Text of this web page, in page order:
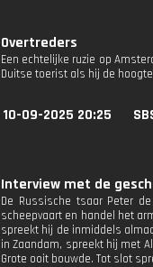
Overtreders
Een echtelijke ruzie op
Duitse toerist als hij de
10-09-2025 20:25
Interview met de
De Russische tsaar Peter
scheepvaart en handel het
spreekt hij de inmiddels
in Zaandam, spreekt hij met
Grote ooit bouwde. Tot slot